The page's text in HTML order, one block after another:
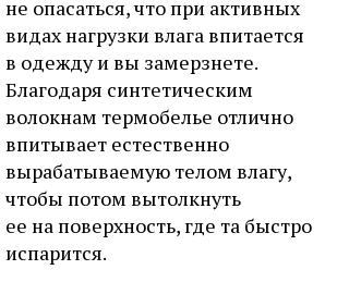
не опасаться, что при активных
видах нагрузки влага впитается
в одежду и вы замерзнете.
Благодаря синтетическим
волокнам термобелье отлично
впитывает естественно
вырабатываемую телом влагу,
чтобы потом вытолкнуть
ее на поверхность, где та быстро
испарится.